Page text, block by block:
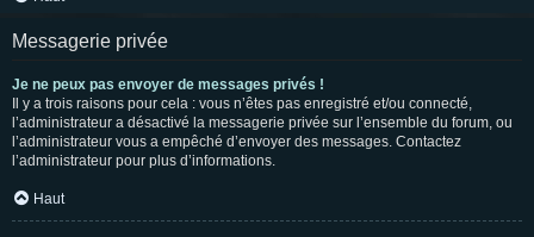
Messagerie privée
Je ne peux pas envoyer de messages privés !
Il y a trois raisons pour cela : vous n’êtes pas enregistré et/ou connecté,
l’administrateur a désactivé la messagerie privée sur l’ensemble du forum, ou
l’administrateur vous a empêché d’envoyer des messages. Contactez
l’administrateur pour plus d’informations.
Haut